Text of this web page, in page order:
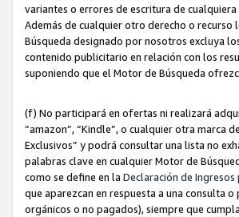
variantes o errores de escritura de
Además de cualquier otro derecho o
Búsqueda designado por nosotros excluya
contenido publicitario en relación con los
suponiendo que el Motor de Búsqueda
(f) No participará en ofertas ni realizará
“amazon”, “Kindle”, o cualquier otra marca
Exclusivos” y podrá consultar una lista no
palabras clave en cualquier Motor de
como se define en la Declaración de Ingresos
que aparezcan en respuesta a una consulta
orgánicos o no pagados), siempre que